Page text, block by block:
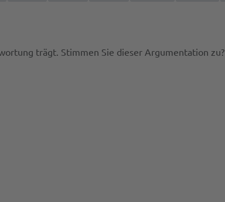
trägt. Stimmen Sie dieser Argumentation zu?